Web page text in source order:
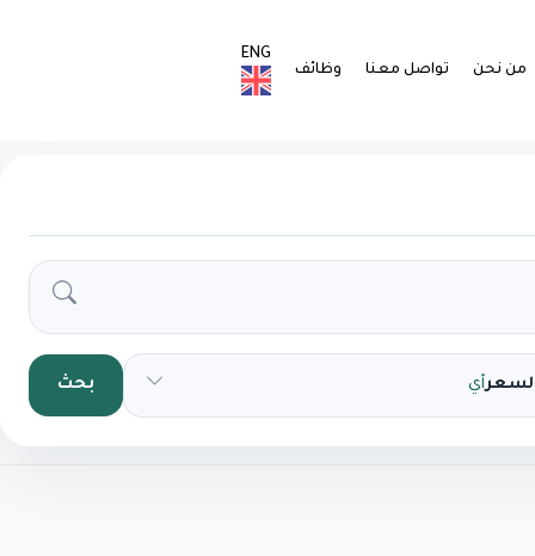
من نحن تواصل معنا وظائف
ENG
أي بحث